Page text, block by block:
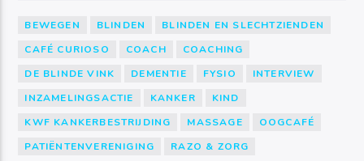
BEWEGEN BLINDEN
BLINDEN EN SLECHTZIENDEN
CAFÉ CURIOSO
COACH
COACHING
DE BLINDE VINK
DEMENTIE FYSIO
INTERVIEW
INZAMELINGSACTIE
KANKER
KIND
KWF KANKERBESTRIJDING
MASSAGE
OOGCAFÉ
PATIËNTENVERENIGING
RAZO & ZORG